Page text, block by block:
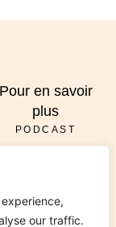
our traffic.
Pour en savoir
plus
PODCAST
CONTACT